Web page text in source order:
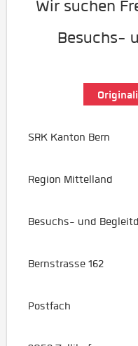
Wir suchen
Besuchs-
SRK Kanton Bern
Region Mittelland
Besuchs- und
Bernstrasse 162
Postfach